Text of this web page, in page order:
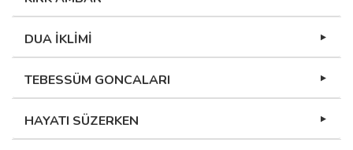
DUA İKLİMİ
TEBESSÜM GONCALARI
HAYATI SÜZERKEN